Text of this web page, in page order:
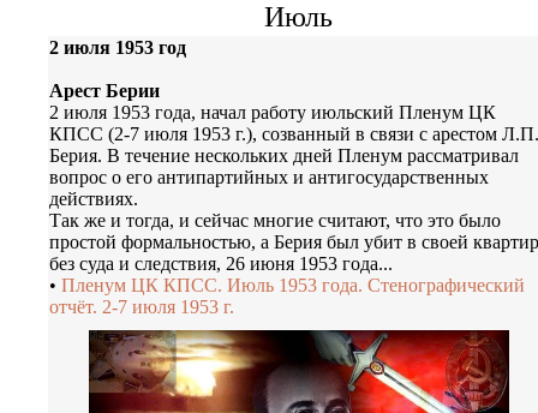
Июль
2 июля 1953 год
Арест Берии
2 июля 1953 года, начал работу июльский Пленум ЦК
КПСС (2-7 июля 1953 г.), созванный в связи с арестом Л.П.
Берия. В течение нескольких дней Пленум рассматривал
вопрос о его антипартийных и антигосударственных
действиях.
Так же и тогда, и сейчас многие считают, что это было
простой формальностью, а Берия был убит в своей
без суда и следствия, 26 июня 1953 года...
• Пленум ЦК КПСС. Июль 1953 года. Стенографический
отчёт. 2-7 июля 1953 г.